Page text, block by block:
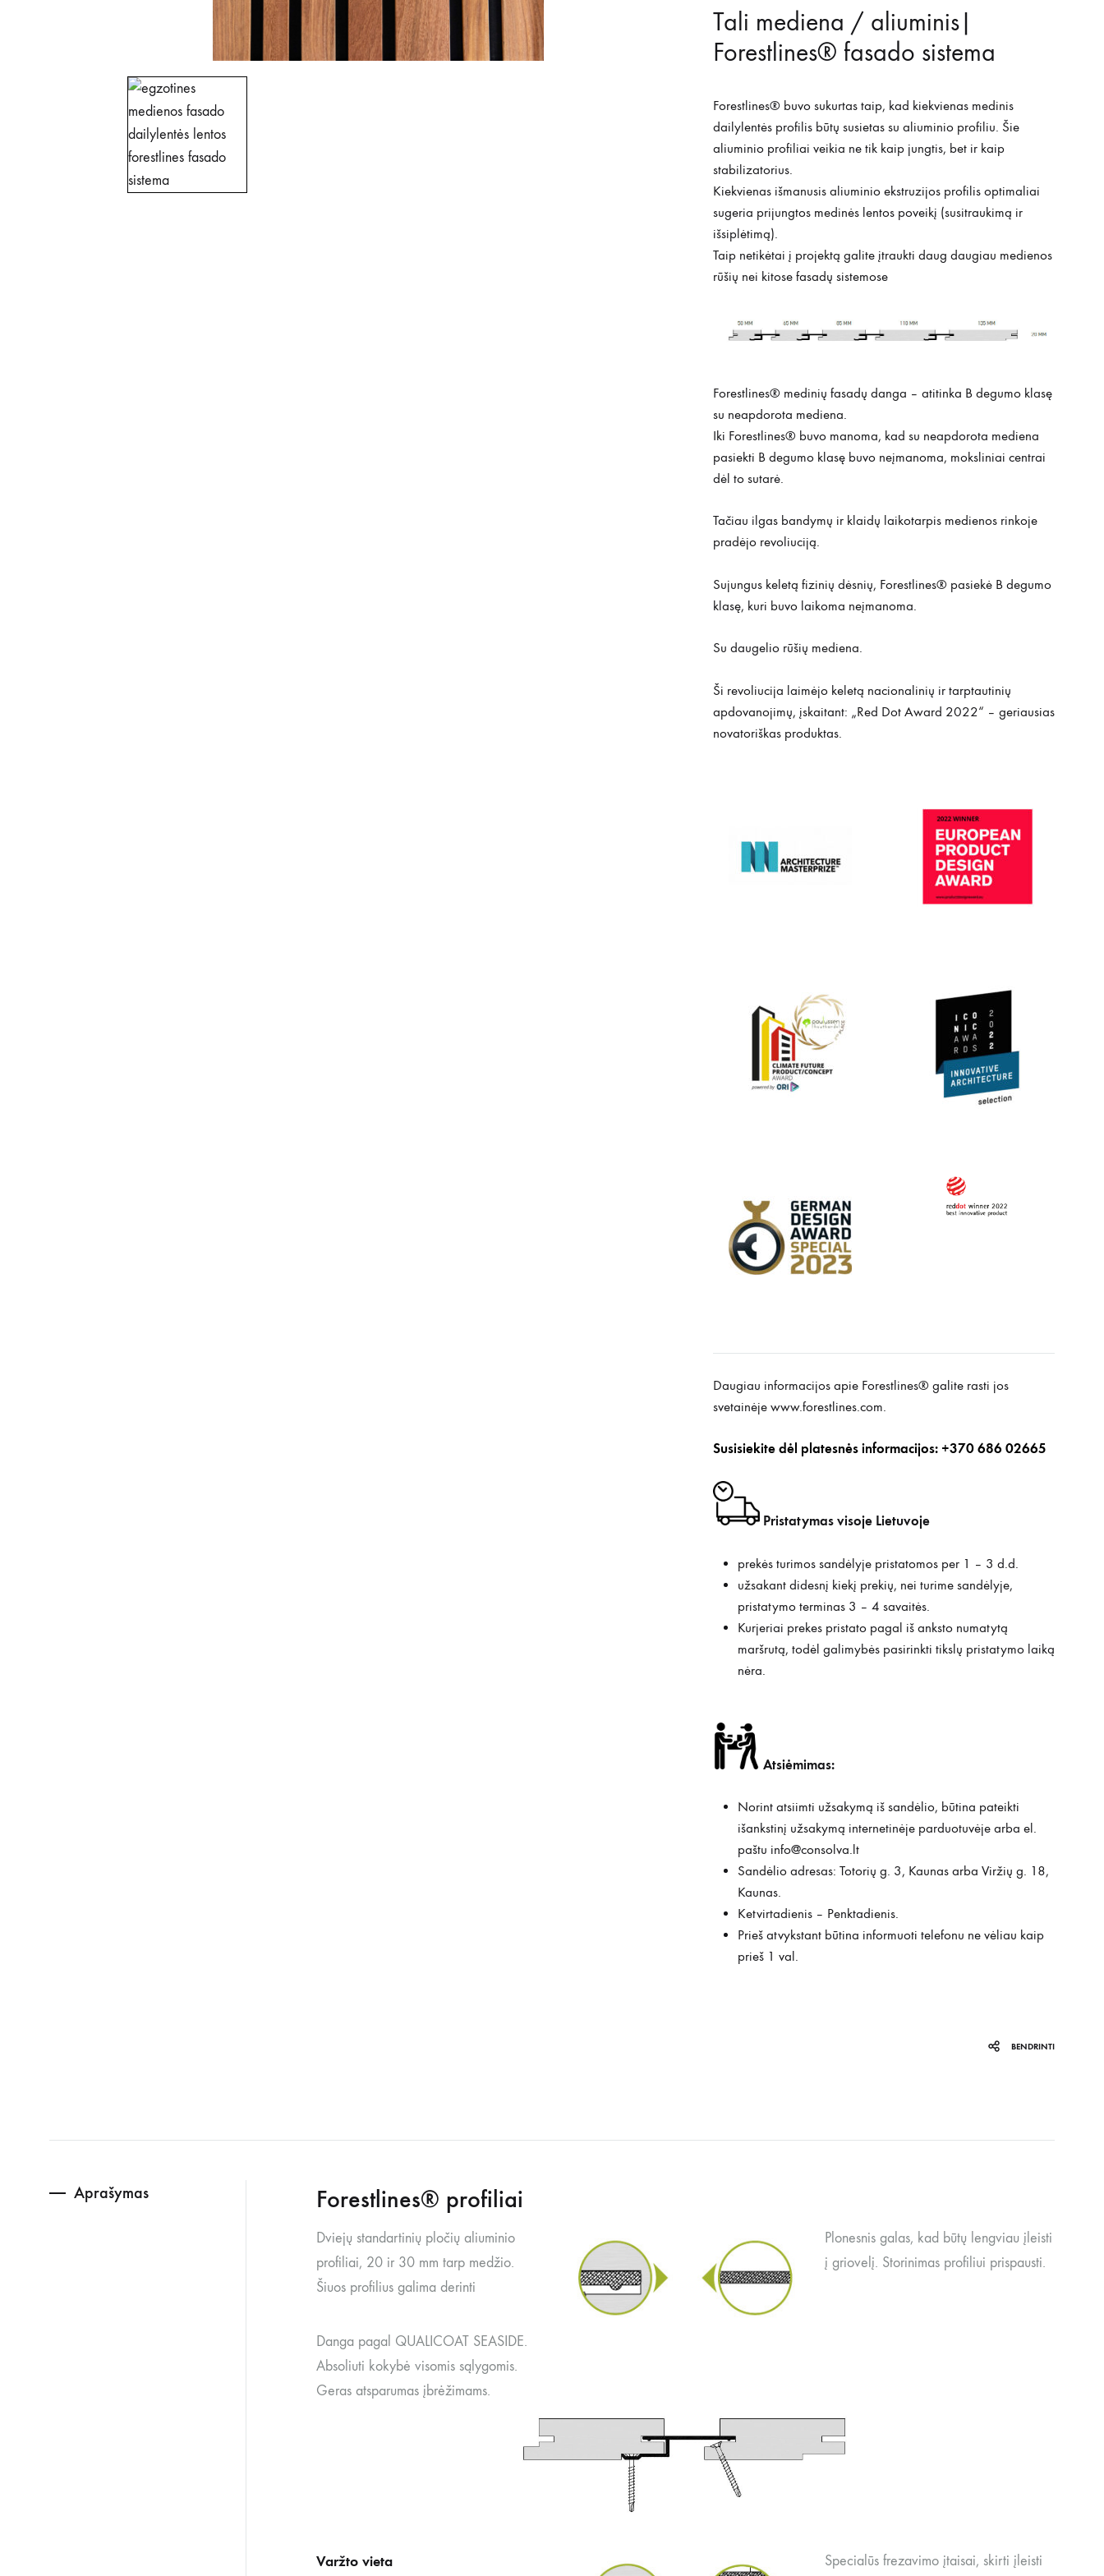
Tali mediena / aliuminis|
Forestlines® fasado sistema
Forestlines® buvo sukurtas taip, kad kiekvienas medinis
dailylentės profilis būtų susietas su aliuminio profiliu. Šie
aliuminio profiliai veikia ne tik kaip jungtis, bet ir kaip
stabilizatorius.
Kiekvienas išmanusis aliuminio ekstruzijos profilis optimaliai
sugeria prijungtos medinės lentos poveikį (susitraukimą ir
išsiplėtimą).
Taip netikėtai į projektą galite įtraukti daug daugiau medienos
rūšių nei kitose fasadų sistemose
Forestlines® medinių fasadų danga – atitinka B degumo klasę
su neapdorota mediena.
Iki Forestlines® buvo manoma, kad su neapdorota mediena
pasiekti B degumo klasę buvo neįmanoma, moksliniai centrai
dėl to sutarė.
Tačiau ilgas bandymų ir klaidų laikotarpis medienos rinkoje
pradėjo revoliuciją.
Sujungus keletą fizinių dėsnių, Forestlines® pasiekė B degumo
klasę, kuri buvo laikoma neįmanoma.
Su daugelio rūšių mediena.
Ši revoliucija laimėjo keletą nacionalinių ir tarptautinių
apdovanojimų, įskaitant: „Red Dot Award 2022“ – geriausias
novatoriškas produktas.
Daugiau informacijos apie Forestlines® galite rasti jos
svetainėje www.forestlines.com.
Susisiekite dėl platesnės informacijos: +370 686 02665
Pristatymas visoje Lietuvoje
prekės turimos sandėlyje pristatomos per 1 – 3 d.d.
užsakant didesnį kiekį prekių, nei turime sandėlyje,
pristatymo terminas 3 – 4 savaitės.
Kurjeriai prekes pristato pagal iš anksto numatytą
maršrutą, todėl galimybės pasirinkti tikslų pristatymo laiką
nėra.
Atsiėmimas:
Norint atsiimti užsakymą iš sandėlio, būtina pateikti
išankstinį užsakymą internetinėje parduotuvėje arba el.
paštu info@consolva.lt
Sandėlio adresas: Totorių g. 3, Kaunas arba Viržių g. 18,
Kaunas.
Ketvirtadienis – Penktadienis.
Prieš atvykstant būtina informuoti telefonu ne vėliau kaip
prieš 1 val.
BENDRINTI
Aprašymas Forestlines® profiliai
Dviejų standartinių pločių aliuminio
profiliai, 20 ir 30 mm tarp medžio.
Šiuos profilius galima derinti
Danga pagal QUALICOAT SEASIDE.
Absoliuti kokybė visomis sąlygomis.
Geras atsparumas įbrėžimams.
Plonesnis galas, kad būtų lengviau įleisti
į griovelį. Storinimas profiliui prispausti.
Varžto vieta Specialūs frezavimo įtaisai, skirti įleisti